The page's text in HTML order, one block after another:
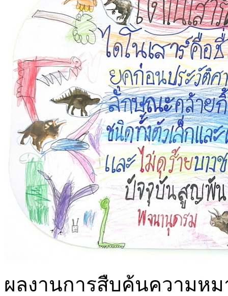
ผลงานการสืบค้นความหม